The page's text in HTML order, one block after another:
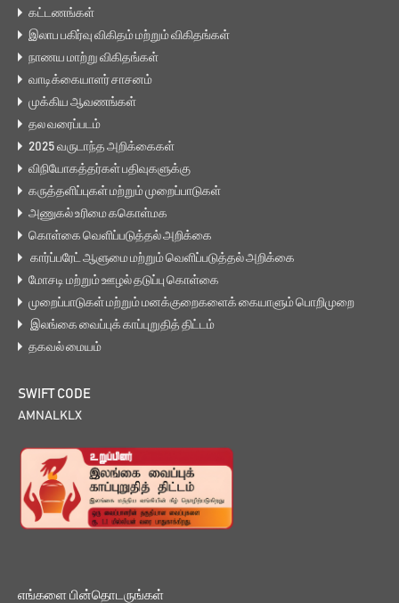
கட்டணங்கள்
இலாப பகிர்வு விகிதம் மற்றும் விகிதங்கள்
நாணய மாற்று விகிதங்கள்
வாடிக்கையாளர் சாசனம்
முக்கிய ஆவணங்கள்
தல வரைப்படம்
2025 வருடாந்த அறிக்கைகள்
விநியோகத்தர்கள் பதிவுகளுக்கு
கருத்தளிப்புகள் மற்றும் முறைப்பாடுகள்
அணுகல் உரிமை ககொள்மக
கொள்கை வெளிப்படுத்தல் அறிக்கை
கார்ப்பரேட் ஆளுமை மற்றும் வெளிப்படுத்தல் அறிக்கை
மோசடி மற்றும் ஊழல் தடுப்பு கொள்கை
முறைப்பாடுகள் மற்றும் மனக்குறைகளைக் கையாளும் பொறிமுறை
இலங்கை வைப்புக் காப்புறுதித் திட்டம்
தகவல் மையம்
SWIFT CODE
AMNALKLX
எங்களை பின்தொடருங்கள்